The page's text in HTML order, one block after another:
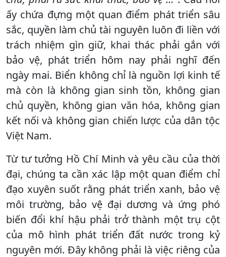
ấy chứa đựng một quan điểm phát triển sâu
sắc, quyền làm chủ tài nguyên luôn đi liền với
trách nhiệm gìn giữ, khai thác phải gắn với
bảo vệ, phát triển hôm nay phải nghĩ đến
ngày mai. Biển không chỉ là nguồn lợi kinh tế
mà còn là không gian sinh tồn, không gian
chủ quyền, không gian văn hóa, không gian
kết nối và không gian chiến lược của dân tộc
Việt Nam.
Từ tư tưởng Hồ Chí Minh và yêu cầu của thời
đại, chúng ta cần xác lập một quan điểm chỉ
đạo xuyên suốt rằng phát triển xanh, bảo vệ
môi trường, bảo vệ đại dương và ứng phó
biến đổi khí hậu phải trở thành một trụ cột
của mô hình phát triển đất nước trong kỷ
nguyên mới. Đây không phải là việc riêng của